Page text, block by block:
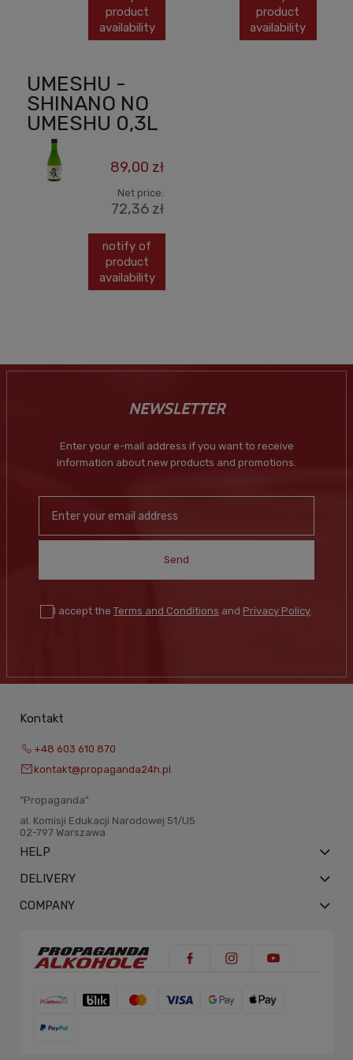
product
availability
product
availability
UMESHU -
SHINANO NO
UMESHU 0,3L
89,00 zł
Net price:
72,36 zł
notify of
product
availability
NEWSLETTER
Enter your e-mail address if you want to receive
information about new products and promotions.
Send
I accept the Terms and Conditions and Privacy Policy.
Kontakt
+48 603 610 870
kontakt@propaganda24h.pl
“Propaganda"
al. Komisji Edukacji Narodowej 51/U5
02-797 Warszawa
HELP
DELIVERY
COMPANY